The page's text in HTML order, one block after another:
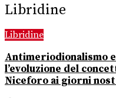
Libridine
Libridine
Antimeriodionalismo
l’evoluzione del
Niceforo ai giorni